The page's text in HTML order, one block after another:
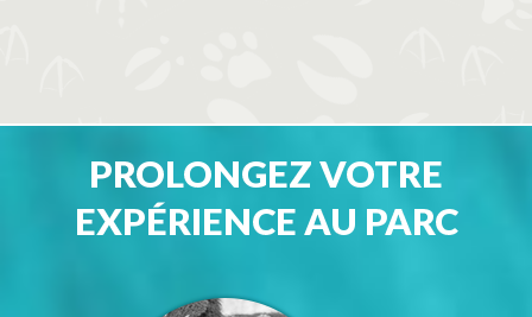
PROLONGEZ VOTRE
EXPÉRIENCE AU PARC